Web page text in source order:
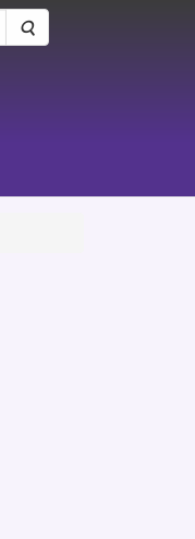
Zoeken